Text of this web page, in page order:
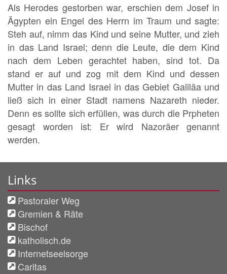
Als Herodes gestorben war, erschien dem Josef in
Ägypten ein Engel des Herrn im Traum und sagte:
Steh auf, nimm das Kind und seine Mutter, und zieh
in das Land Israel; denn die Leute, die dem Kind
nach dem Leben gerachtet haben, sind tot. Da
stand er auf und zog mit dem Kind und dessen
Mutter in das Land Israel in das Gebiet Galiläa und
ließ sich in einer Stadt namens Nazareth nieder.
Denn es sollte sich erfüllen, was durch die Prpheten
gesagt worden ist: Er wird Nazoräer genannt
werden.
Links
Pastoraler Weg
Gremien & Räte
Bischof
katholisch.de
Internetseelsorge
Caritas